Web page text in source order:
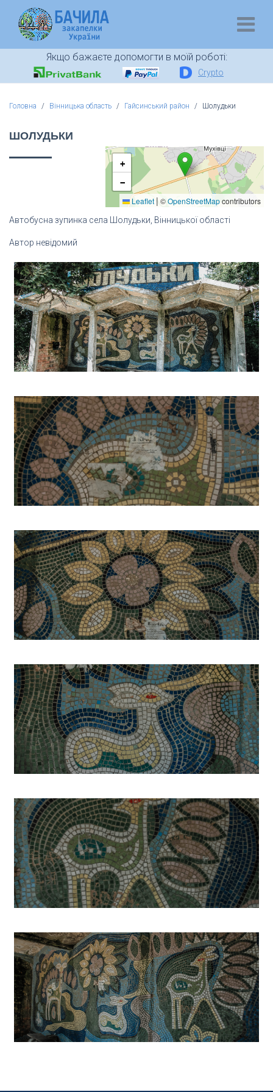
Якщо бажаєте допомогти в моїй роботі:
Crypto
Головна Вінницька область Гайсинський район Шолудьки
ШОЛУДЬКИ
+
−
Leaflet | ©OpenStreetMapcontributors
Автобусна зупинка села Шолудьки, Вінницької області
Автор невідомий